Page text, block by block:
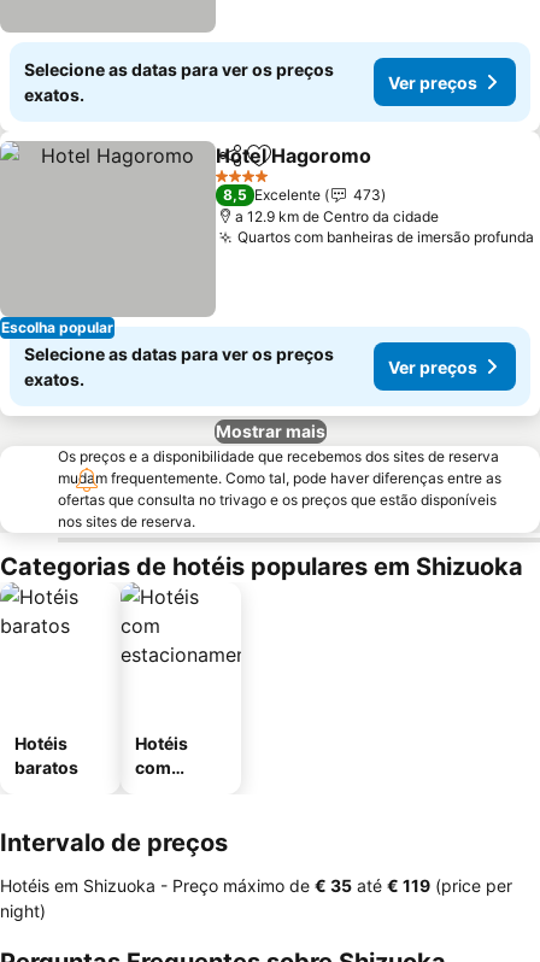
Selecione as datas para ver os preços
exatos.
Ver preços
Escolha popular
PartilharAdicionar aos favoritos
Hotel Hagoromo
4 Estrelas
8,5 Excelente
473
a 12.9 km de Centro da cidade
Quartos com banheiras de imersão profunda
Selecione as datas para ver os preços
exatos.
Ver preços
Mostrar mais
Os preços e a disponibilidade que recebemos dos sites de reserva
mudam frequentemente. Como tal, pode haver diferenças entre as
ofertas que consulta no trivago e os preços que estão disponíveis
nos sites de reserva.
Categorias de hotéis populares em Shizuoka
Hotéis
baratos
Hotéis
com
Intervalo de preços
Hotéis em Shizuoka - Preço máximo de ‎€ 35 até ‎€ 119 (price per
night)